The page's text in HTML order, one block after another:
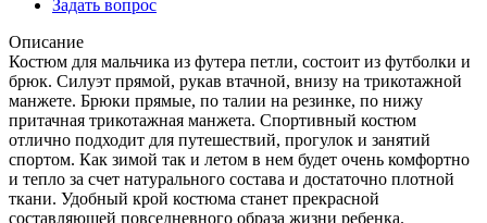
Задать вопрос
Описание
Костюм для мальчика из футера петли, состоит из футболки и
брюк. Силуэт прямой, рукав втачной, внизу на трикотажной
манжете. Брюки прямые, по талии на резинке, по нижу
притачная трикотажная манжета. Спортивный костюм
отлично подходит для путешествий, прогулок и занятий
спортом. Как зимой так и летом в нем будет очень комфортно
и тепло за счет натурального состава и достаточно плотной
ткани. Удобный крой костюма станет прекрасной
составляющей повседневного образа жизни ребенка.